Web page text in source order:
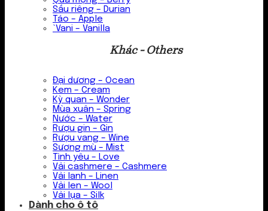
Sầu riêng – Durian
Táo – Apple
`Vani – Vanilla
Khác - Others
Đại dương – Ocean
Kem – Cream
Kỳ quan – Wonder
Mùa xuân – Spring
Nước – Water
Rượu gin – Gin
Rượu vang – Wine
Sương mù – Mist
Tình yêu – Love
Vải cashmere – Cashmere
Vải lanh – Linen
Vải len – Wool
Vải lụa – Silk
Dành cho ô tô